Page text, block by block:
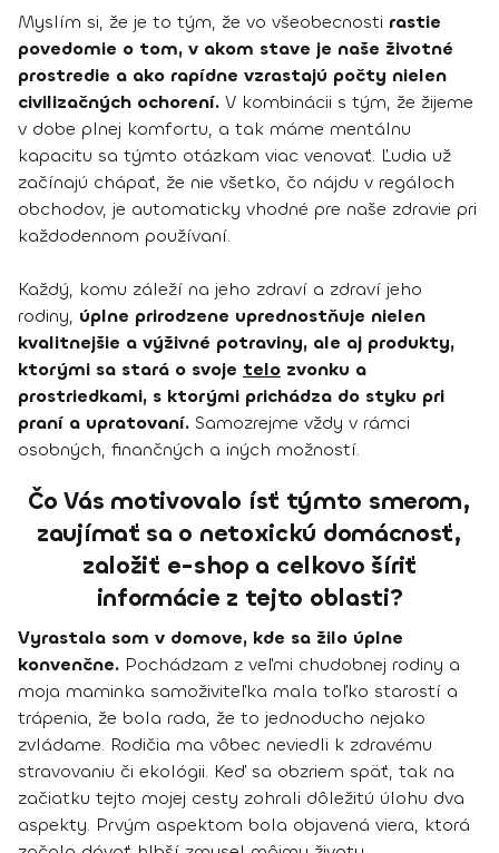
Myslím si, že je to tým, že vo všeobecnosti rastie
povedomie o tom, v akom stave je naše životné
prostredie a ako rapídne vzrastajú počty nielen
civilizačných ochorení. V kombinácii s tým, že žijeme
v dobe plnej komfortu, a tak máme mentálnu
kapacitu sa týmto otázkam viac venovať. Ľudia už
začínajú chápať, že nie všetko, čo nájdu v regáloch
obchodov, je automaticky vhodné pre naše zdravie pri
každodennom používaní.
Každý, komu záleží na jeho zdraví a zdraví jeho
rodiny, úplne prirodzene uprednostňuje nielen
kvalitnejšie a výživné potraviny, ale aj produkty,
ktorými sa stará o svoje telo zvonku a
prostriedkami, s ktorými prichádza do styku pri
praní a upratovaní. Samozrejme vždy v rámci
osobných, finančných a iných možností.
Čo Vás motivovalo ísť týmto smerom,
zaujímať sa o netoxickú domácnosť,
založiť e-shop a celkovo šíriť
informácie z tejto oblasti?
Vyrastala som v domove, kde sa žilo úplne
konvenčne. Pochádzam z veľmi chudobnej rodiny a
moja maminka samoživiteľka mala toľko starostí a
trápenia, že bola rada, že to jednoducho nejako
zvládame. Rodičia ma vôbec neviedli k zdravému
stravovaniu či ekológii. Keď sa obzriem späť, tak na
začiatku tejto mojej cesty zohrali dôležitú úlohu dva
aspekty. Prvým aspektom bola objavená viera, ktorá